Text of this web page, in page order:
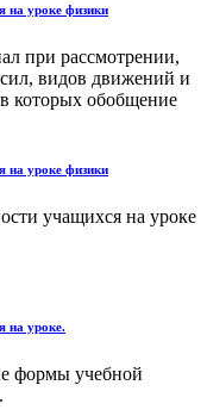
на уроке физики
при рассмотрении,
видов движений и
которых обобщение
на уроке физики
учащихся на уроке
на уроке.
формы учебной